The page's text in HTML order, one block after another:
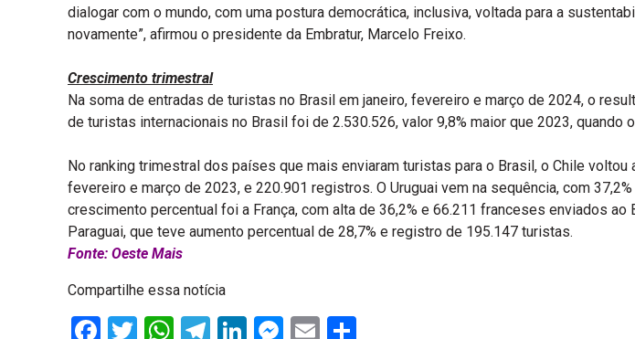
dialogar com o mundo, com uma postura democrática, inclusiva, voltada para a
novamente”, afirmou o presidente da Embratur, Marcelo Freixo.
Crescimento trimestral
Na soma de entradas de turistas no Brasil em janeiro, fevereiro e março de 2024, o
de turistas internacionais no Brasil foi de 2.530.526, valor 9,8% maior que 2023, quando
No ranking trimestral dos países que mais enviaram turistas para o Brasil, o Chile
fevereiro e março de 2023, e 220.901 registros. O Uruguai vem na sequência, com
crescimento percentual foi a França, com alta de 36,2% e 66.211 franceses enviados
Paraguai, que teve aumento percentual de 28,7% e registro de 195.147 turistas.
Fonte: Oeste Mais
Compartilhe essa notícia
Facebook
Twitter
WhatsApp
Telegram
LinkedIn
Messenger
Email